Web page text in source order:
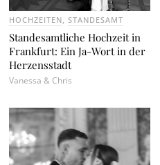
HOCHZEITEN ,STANDESAMT
Standesamtliche Hochzeit in
Frankfurt: Ein Ja-Wort in der
Herzensstadt
Vanessa & Chris